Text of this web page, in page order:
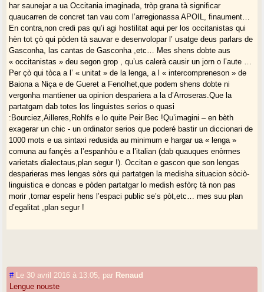
har saunejar a ua Occitania imaginada, tròp grana tà significar
quaucarren de concret tan vau com l’arregionassa APOIL, finaument…
En contra,non credi pas qu’i agi hostilitat aqui per los occitanistas qui
hèn tot çò qui pòden tà sauvar e desenvolopar l’ usatge deus parlars de
Gasconha, las cantas de Gasconha ,etc… Mes shens dobte aus
« occitanistas » deu segon grop , qu’us calerà causir un jorn o l’aute …
Per çò qui tòca a l’ « unitat » de la lenga, a l « intercompreneson » de
Baiona a Niça e de Gueret a Fenolhet,que podem shens dobte ni
vergonha mantiener ua opinion despariera a la d’Arroseras.Que la
partatgam dab totes los linguistes serios o quasi
:Bourciez,Ailleres,Rohlfs e lo quite Peir Bec !Qu’imagini – en bèth
exagerar un chic - un ordinator serios que poderé bastir un diccionari de
1000 mots e ua sintaxi redusida au minimum e hargar ua « lenga »
comuna au fançès a l’espanhòu e a l’italian (dab quauques enòrmes
varietats dialectaus,plan segur !). Occitan e gascon que son lengas
desparieras mes lengas sòrs qui partatgen la medisha situacion sòciò-
linguistica e doncas e pòden partatgar lo medish esfòrç tà non pas
morir ,tornar espelir hens l’espaci public se’s pòt,etc… mes suu plan
d’egalitat ,plan segur !
# Le 30 avril 2016 à 13:05 par Renaud
Lengue nouste